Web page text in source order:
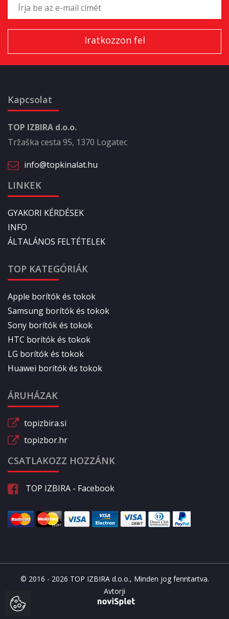
Kapcsolat
TOP IZBIRA d.o.o.
Tržaška cesta 95, 1370 Logatec
info@topkinalat.hu
LINKEK
GYAKORI KÉRDÉSEK
INFO
ÁLTALÁNOS FELTÉTELEK
TOP KATEGÓRIÁK
Apple borítók és tokok
Samsung borítók és tokok
Sony borítók és tokok
HTC borítók és tokok
LG borítók és tokok
Huawei borítók és tokok
ÁRUHÁZAK
topizbira.si
topizbor.hr
CSATLAKOZZ HOZZÁNK
TOP IZBIRA - Facebook
© 2016 - 2026 TOP IZBIRA d.o.o., Minden jog fenntartva.
Avtorji